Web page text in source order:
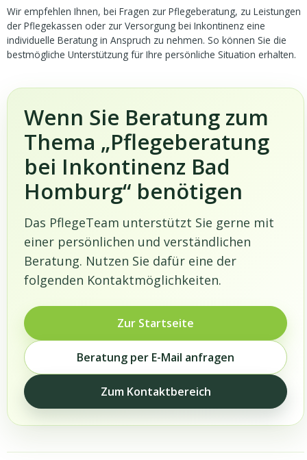
Wir empfehlen Ihnen, bei Fragen zur Pflegeberatung, zu Leistungen
der Pflegekassen oder zur Versorgung bei Inkontinenz eine
individuelle Beratung in Anspruch zu nehmen. So können Sie die
bestmögliche Unterstützung für Ihre persönliche Situation erhalten.
Wenn Sie Beratung zum
Thema „Pflegeberatung
bei Inkontinenz Bad
Homburg“ benötigen
Das PflegeTeam unterstützt Sie gerne mit
einer persönlichen und verständlichen
Beratung. Nutzen Sie dafür eine der
folgenden Kontaktmöglichkeiten.
Zur Startseite
Beratung per E-Mail anfragen
Zum Kontaktbereich